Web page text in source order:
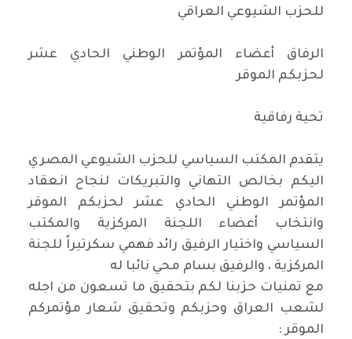
للحزب الشيوعي العراقي
الرفاق أعضاء المؤتمر الوطني الحادي عشر
لحزبكم الموقر
تحية رفاقية
يتقدم المكتب السياسي للحزب الشيوعي المصري
اليكم بخالص التهاني والتبريكات لنجاح انعقاد
المؤتمر الوطني الحادي عشر لحزبكم الموقر
وانتخاب أعضاء اللجنة المركزية والمكتب
السياسي واختيار الرفيق رائد فهمي سكرتيراً للجنة
المركزية ، والرفيق بسام محي نائبا له
مع تمنيات حزبنا لكم بتحقيق ما تسعون من اجله
لشعب العراق وحزبكم وتحقيق شعار مؤتمركم
الموقر :